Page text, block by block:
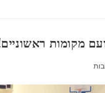
מקומות